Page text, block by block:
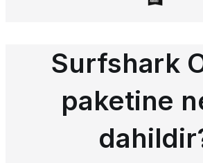
Surfshark
paketine